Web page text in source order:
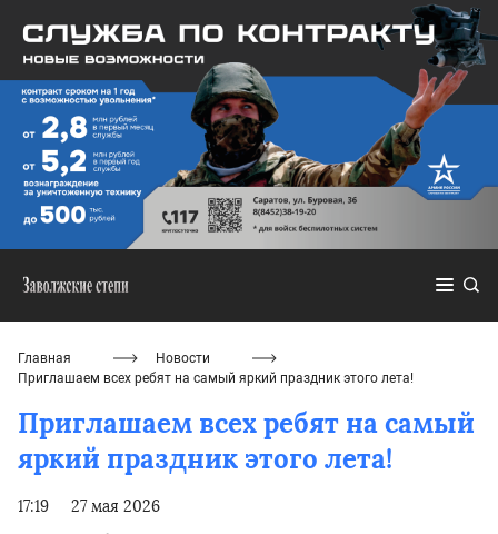
Главная
Новости
Приглашаем всех ребят на самый яркий праздник этого лета!
Приглашаем всех ребят на самый
яркий праздник этого лета!
17:19 27 мая 2026